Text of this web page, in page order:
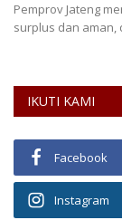
Pemprov Jateng
surplus dan aman,
IKUTI KAMI
Facebook
Instagram